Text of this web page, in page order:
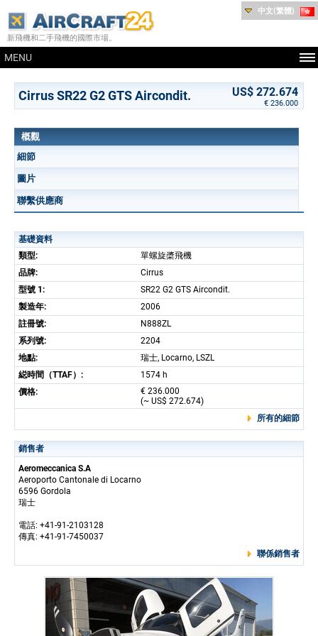
新飛機和二手飛機的國際市場。
MENU
中文(繁體)
Cirrus SR22 G2 GTS Aircondit. US$ 272.674
€ 236.000
概觀
細節
圖片
聯繫供應商
基礎資料
類型:
單螺旋槳飛機
品牌:
Cirrus
型號 1:
SR22 G2 GTS Aircondit.
製造年:
2006
註冊號:
N888ZL
系列號:
2204
地點:
瑞士, Locarno, LSZL
縂時間（TTAF）:
1574 h
價格:
€ 236.000
(~ US$ 272.674)
所有的細節
銷售者
Aeromeccanica S.A
Aeroporto Cantonale di Locarno
6596 Gordola
瑞士
電話: +41-91-2103128
傳真: +41-91-7450037
聯係銷售者